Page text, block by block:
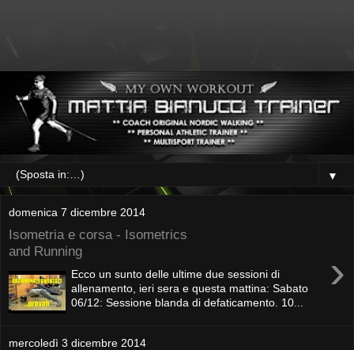
▼
domenica 7 dicembre 2014
Isometria e corsa - Isometrics
and Running
›
Ecco un sunto delle ultime due sessioni di
allenamento, ieri sera e questa mattina: Sabato
06/12: Sessione blanda di defaticamento. 10...
mercoledì 3 dicembre 2014